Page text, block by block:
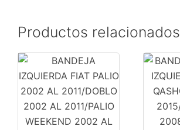
2.0
2016
cantidad
Productos relacionados